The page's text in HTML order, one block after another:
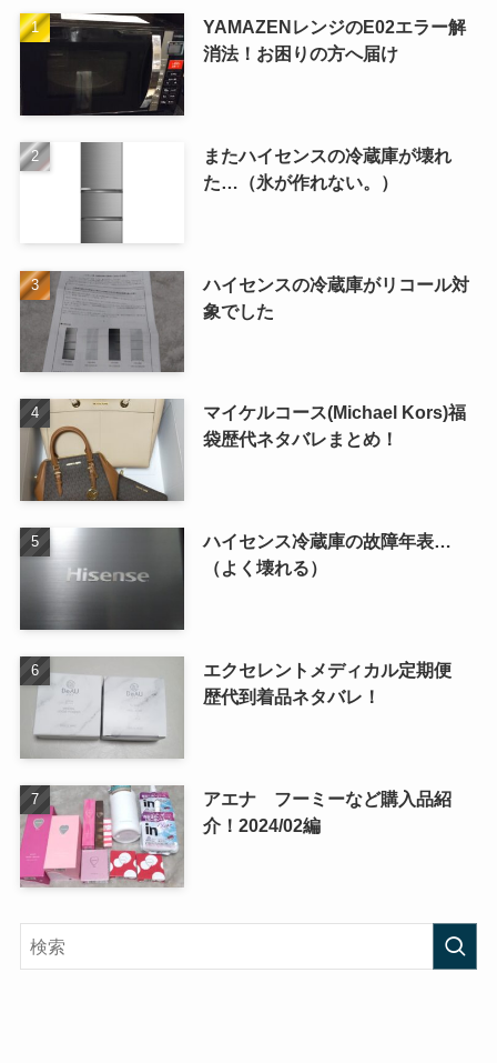
YAMAZENレンジのE02エラー解
消法！お困りの方へ届け
またハイセンスの冷蔵庫が壊れ
た…（氷が作れない。）
ハイセンスの冷蔵庫がリコール対
象でした
マイケルコース(Michael Kors)福
袋歴代ネタバレまとめ！
ハイセンス冷蔵庫の故障年表…
（よく壊れる）
エクセレントメディカル定期便
歴代到着品ネタバレ！
アエナ フーミーなど購入品紹
介！2024/02編